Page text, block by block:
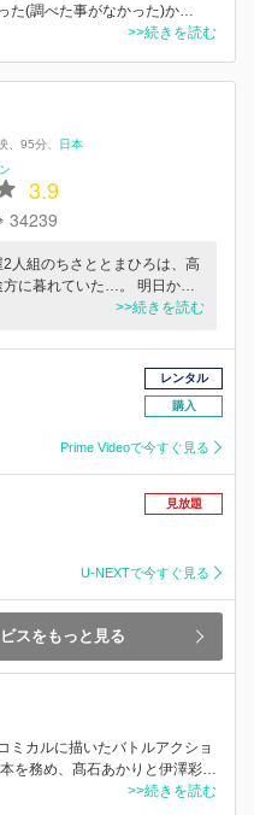
た(調べた事がなかった)か…
>>続きを読む
95分
日本
3.9
34239
人組のちさととまひろは、高
方に暮れていた…。 明日か…
>>続きを読む
レンタル
購入
Prime Videoで今すぐ見る
見放題
U-NEXTで今すぐ見る
スをもっと見る
ミカルに描いたバトルアクショ
を務め、髙石あかりと伊澤彩…
>>続きを読む